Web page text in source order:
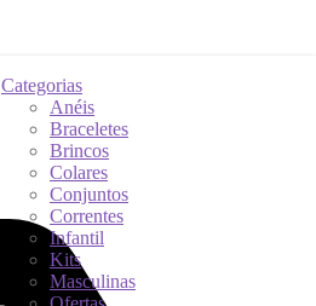
Categorias
Anéis
Braceletes
Brincos
Colares
Conjuntos
Correntes
Infantil
Kits
Masculinas